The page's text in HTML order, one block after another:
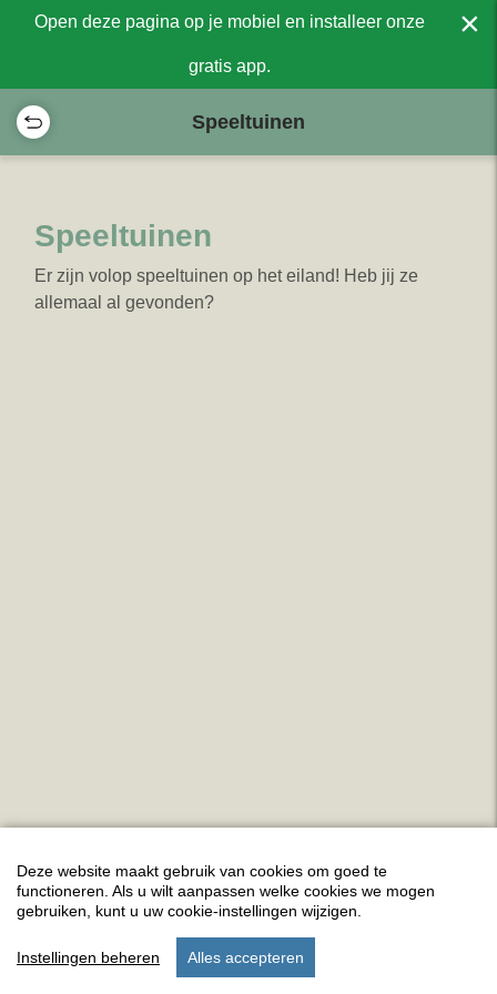
Open deze pagina op je mobiel en installeer onze
gratis app.
×
Speeltuinen
Speeltuinen
Er zijn volop speeltuinen op het eiland! Heb jij ze
allemaal al gevonden?
start verblijf instellingen
Deze website maakt gebruik van cookies om goed te
functioneren. Als u wilt aanpassen welke cookies we mogen
gebruiken, kunt u uw cookie-instellingen wijzigen.
Instellingen beheren Alles accepteren